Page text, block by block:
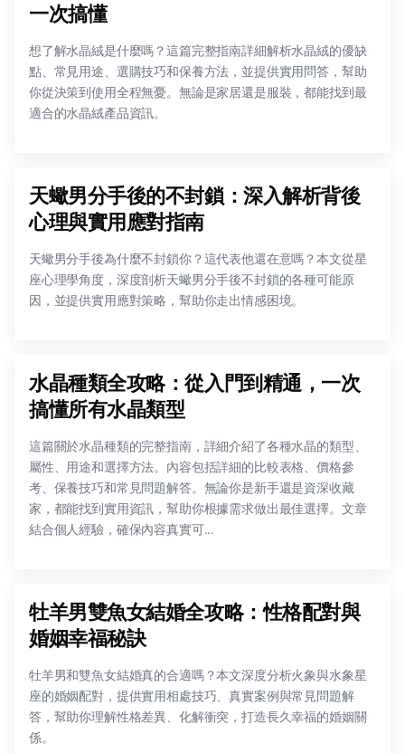
一次搞懂
想了解水晶絨是什麼嗎？這篇完整指南詳細解析水晶絨的優缺
點、常見用途、選購技巧和保養方法，並提供實用問答，幫助
你從決策到使用全程無憂。無論是家居還是服裝，都能找到最
適合的水晶絨產品資訊。
天蠍男分手後的不封鎖：深入解析背後
心理與實用應對指南
天蠍男分手後為什麼不封鎖你？這代表他還在意嗎？本文從星
座心理學角度，深度剖析天蠍男分手後不封鎖的各種可能原
因，並提供實用應對策略，幫助你走出情感困境。
水晶種類全攻略：從入門到精通，一次
搞懂所有水晶類型
這篇關於水晶種類的完整指南，詳細介紹了各種水晶的類型、
屬性、用途和選擇方法。內容包括詳細的比較表格、價格參
考、保養技巧和常見問題解答。無論你是新手還是資深收藏
家，都能找到實用資訊，幫助你根據需求做出最佳選擇。文章
結合個人經驗，確保內容真實可...
牡羊男雙魚女結婚全攻略：性格配對與
婚姻幸福秘訣
牡羊男和雙魚女結婚真的合適嗎？本文深度分析火象與水象星
座的婚姻配對，提供實用相處技巧、真實案例與常見問題解
答，幫助你理解性格差異、化解衝突，打造長久幸福的婚姻關
係。